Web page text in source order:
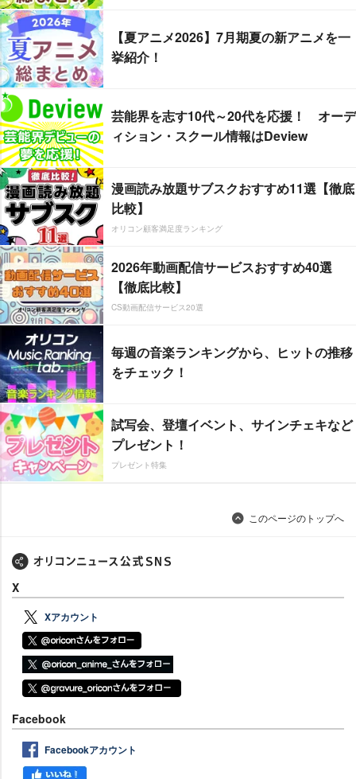
【夏アニメ2026】7月期夏の新アニメを一
挙紹介！
芸能界を志す10代～20代を応援！ オーデ
ィション・スクール情報はDeview
漫画読み放題サブスクおすすめ11選【徹底
比較】
オリコン顧客満足度ランキング
2026年動画配信サービスおすすめ40選
【徹底比較】
CS動画配信サービス20選
毎週の音楽ランキングから、ヒットの推移
をチェック！
試写会、登壇イベント、サインチェキなど
プレゼント！
プレゼント特集
このページのトップへ
X
Xアカウント
Facebook
Facebookアカウント